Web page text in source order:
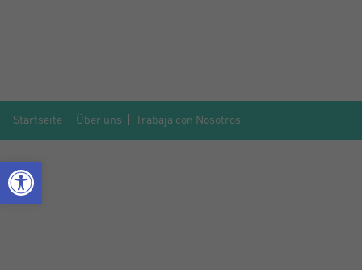
Startseite Über uns Trabaja con Nosotros